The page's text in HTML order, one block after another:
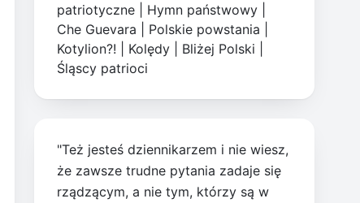
patriotyczne
Hymn państwowy
Che Guevara
Polskie powstania
Kotylion?!
Kolędy Bliżej Polski
Śląscy patrioci
"Też jesteś dziennikarzem i nie wiesz,
że zawsze trudne pytania zadaje się
rządzącym, a nie tym, którzy są w